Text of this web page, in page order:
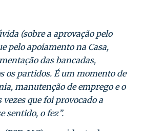
(sobre a aprovação pelo
pelo apoiamento na Casa,
das bancadas,
os partidos. É um momento de
manutenção de emprego e o
vezes que foi provocado a
sentido, o fez”.